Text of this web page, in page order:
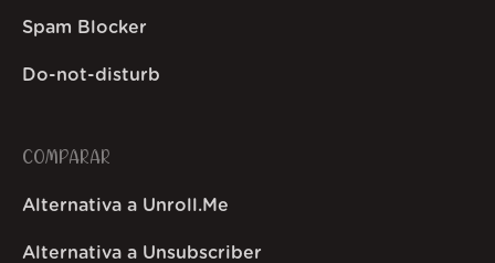
Spam Blocker
Do-not-disturb
COMPARAR
Alternativa a Unroll.Me
Alternativa a Unsubscriber